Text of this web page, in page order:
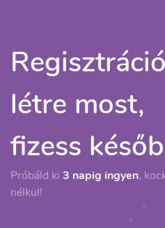
létre most,
fizess
Próbáld ki 3 napig ingyen,
nélkül!